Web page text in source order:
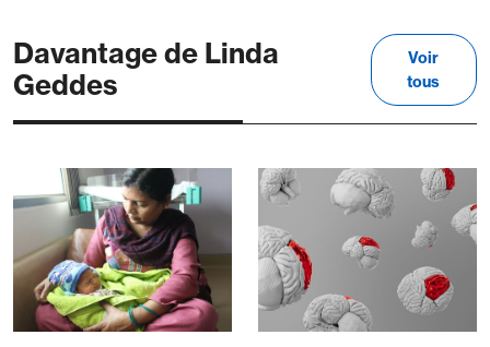
Davantage de Linda
Geddes
Voir
tous